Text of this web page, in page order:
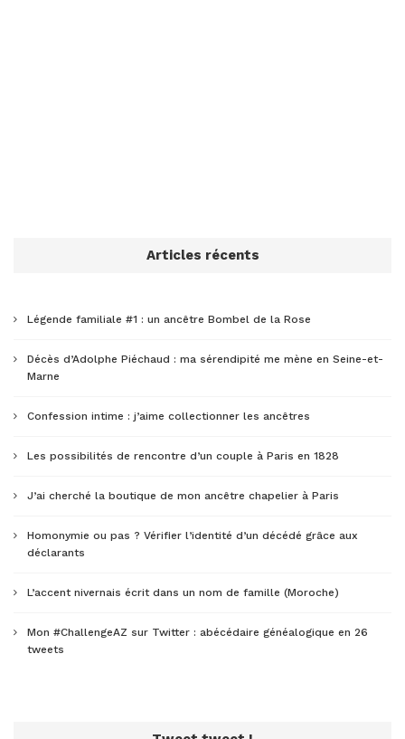
Articles récents
Légende familiale #1 : un ancêtre Bombel de la Rose
Décès d’Adolphe Piéchaud : ma sérendipité me mène en Seine-et-
Marne
Confession intime : j’aime collectionner les ancêtres
Les possibilités de rencontre d’un couple à Paris en 1828
J’ai cherché la boutique de mon ancêtre chapelier à Paris
Homonymie ou pas ? Vérifier l’identité d’un décédé grâce aux
déclarants
L’accent nivernais écrit dans un nom de famille (Moroche)
Mon #ChallengeAZ sur Twitter : abécédaire généalogique en 26
tweets